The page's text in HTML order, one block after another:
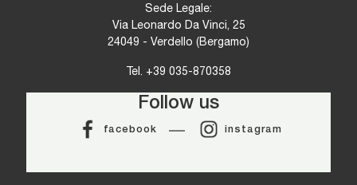
Sede Legale:
Via Leonardo Da Vinci, 25
24049 - Verdello (Bergamo)
Tel. +39 035-870358
Follow us
facebook instagram